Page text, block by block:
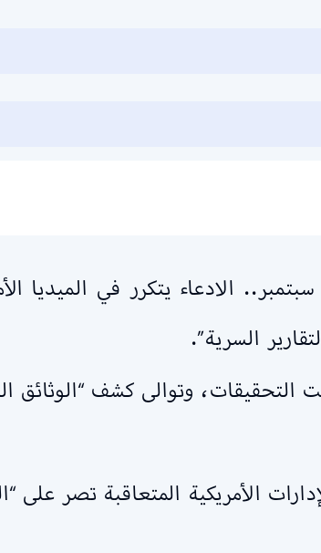
من حين إلى آخر تتصاعد اتهامات إعلامية للسعودية بالتورط في هجمات 11 سبتمبر.. الادعاء يتكرر في
التحقيقات، وتوالى كشف “الوثائق
كامل للسرية عن وثائق 11 سبتمبر. لكن الإدارات الأمريكية المتعاقبة تصر